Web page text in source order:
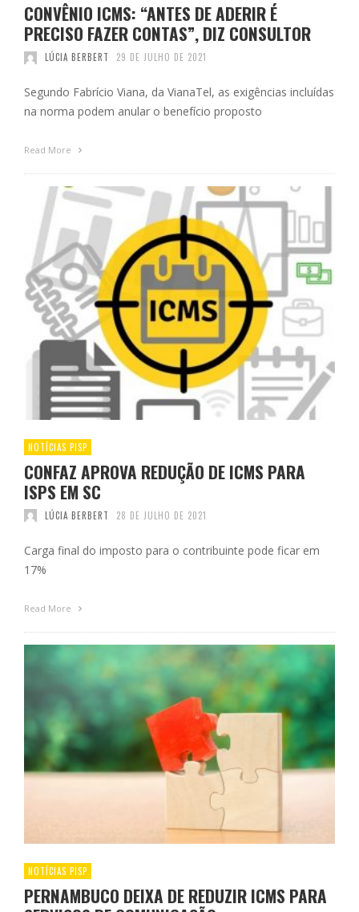
CONVÊNIO ICMS: “ANTES DE ADERIR É
PRECISO FAZER CONTAS”, DIZ CONSULTOR
LÚCIA BERBERT 29 DE JULHO DE 2021
Segundo Fabrício Viana, da VianaTel, as exigências incluídas
na norma podem anular o benefício proposto
Read More
NOTÍCIAS PISP
CONFAZ APROVA REDUÇÃO DE ICMS PARA
ISPS EM SC
LÚCIA BERBERT 28 DE JULHO DE 2021
Carga final do imposto para o contribuinte pode ficar em
17%
Read More
NOTÍCIAS PISP
PERNAMBUCO DEIXA DE REDUZIR ICMS PARA